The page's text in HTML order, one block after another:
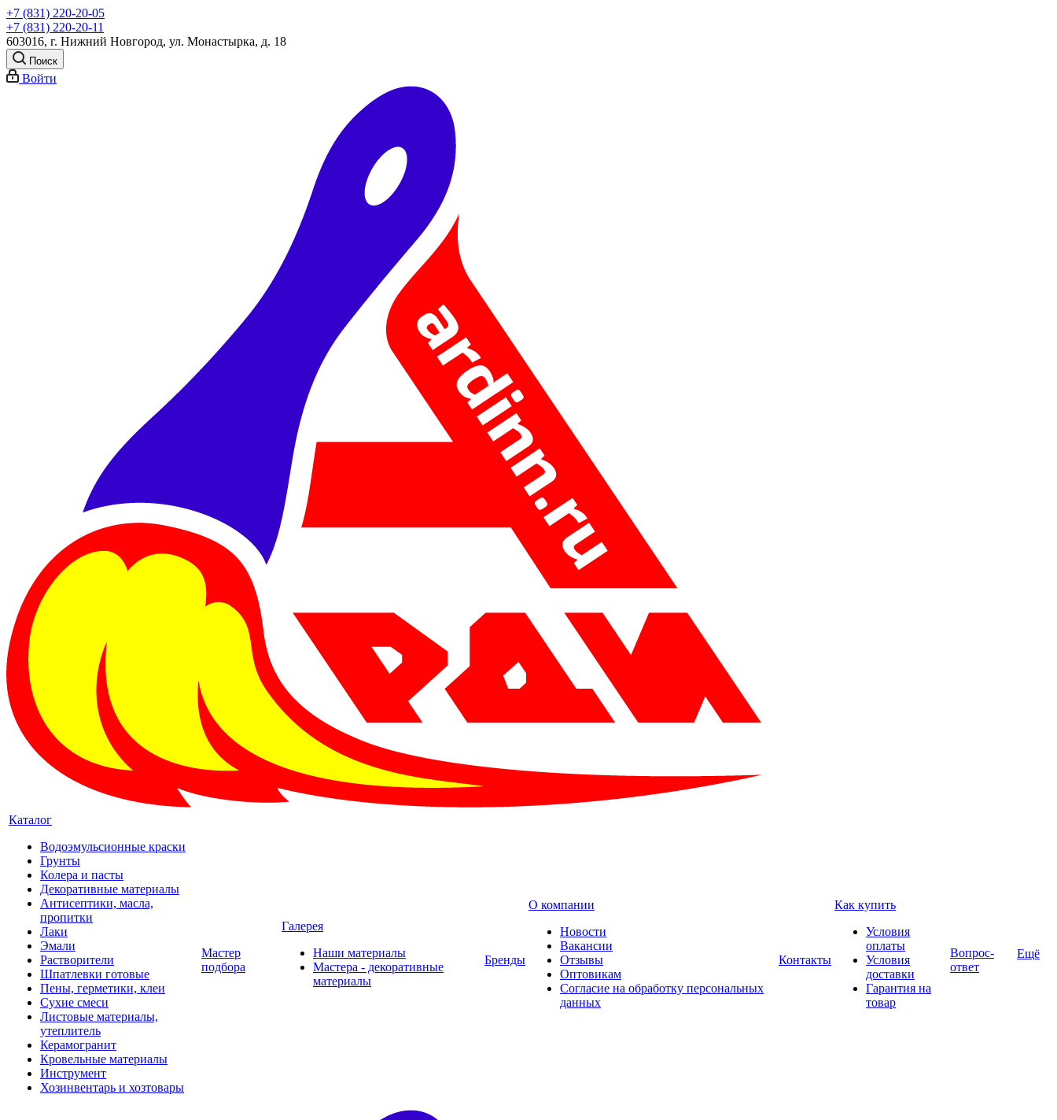
+7 (831) 220-20-05
+7 (831) 220-20-11
603016, г. Нижний Новгород, ул. Монастырка, д. 18
Поиск
Войти
Каталог
Водоэмульсионные краски
Грунты
Колера и пасты
Декоративные материалы
Антисептики, масла,
пропитки
Лаки
Эмали
Растворители
Шпатлевки готовые
Пены, герметики, клеи
Сухие смеси
Листовые материалы,
утеплитель
Керамогранит
Кровельные материалы
Инструмент
Хозинвентарь и хозтовары
Мастер
подбора
Галерея
Наши материалы
Мастера - декоративные
материалы
Бренды
О компании
Новости
Вакансии
Отзывы
Оптовикам
Cогласие на обработку персональных
данных
Контакты
Как купить
Условия
оплаты
Условия
доставки
Гарантия на
товар
Вопрос-
ответ
Ещё